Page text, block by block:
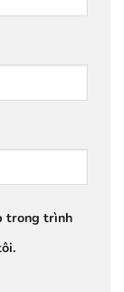
trong trình